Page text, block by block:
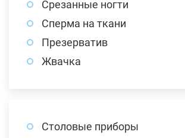
Срезанные ногти
Сперма на ткани
Презерватив
Жвачка
Столовые приборы